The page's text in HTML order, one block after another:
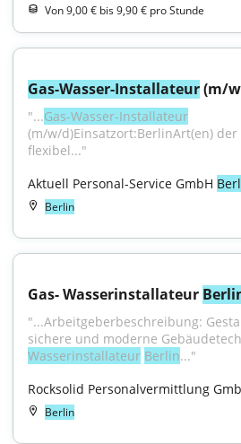
Von 9,00 € bis 9,90 € pro Stunde
Gas-Wasser-Installateur (m/
"...Gas-Wasser-Installateur
(m⁠/⁠w⁠/⁠d)Einsatzort:BerlinArt(en)
flexibel..."
Aktuell Personal-Service GmbH
Berlin
Gas- Wasserinstallateur
"...Arbeitgeberbeschreibung:
sichere und moderne
Wasserinstallateur Berlin..."
Rocksolid Personalvermittlung
Berlin